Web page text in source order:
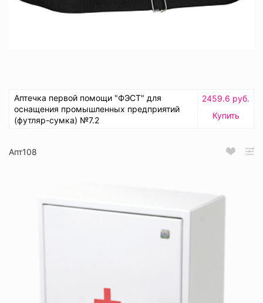
Аптечка первой помощи "ФЭСТ" для
оснащения промышленных предприятий
(футляр-сумка) №7.2
2459.6 руб.
Купить
Апт108